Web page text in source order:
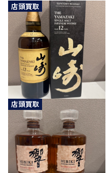
店頭買取
店頭買取